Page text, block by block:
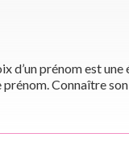
d’un prénom est
prénom. Connaître